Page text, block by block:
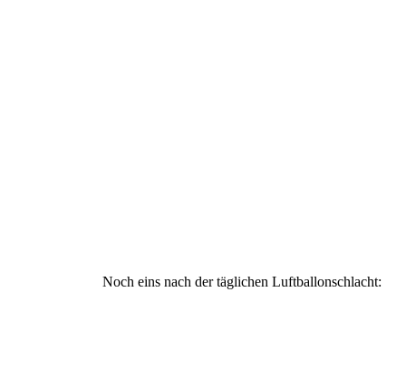
Noch eins nach der täglichen Luftballonschlacht: